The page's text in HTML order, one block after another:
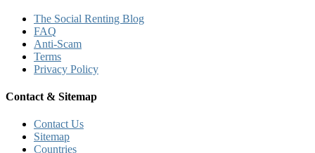
The Social Renting Blog
FAQ
Anti-Scam
Terms
Privacy Policy
Contact & Sitemap
Contact Us
Sitemap
Countries